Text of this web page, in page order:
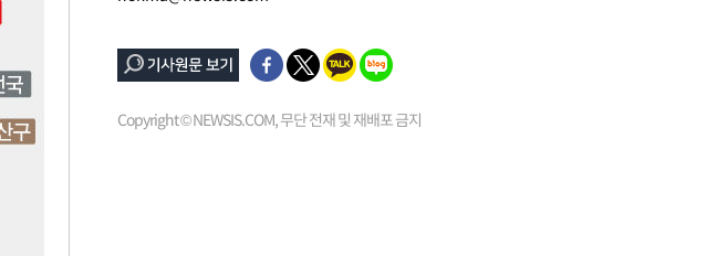
Copyright © NEWSIS.COM, 무단 전재 및 재배포 금지